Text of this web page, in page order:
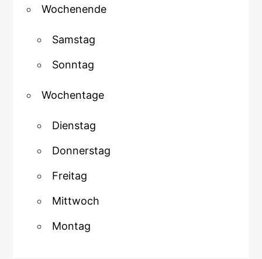
Wochenende
Samstag
Sonntag
Wochentage
Dienstag
Donnerstag
Freitag
Mittwoch
Montag